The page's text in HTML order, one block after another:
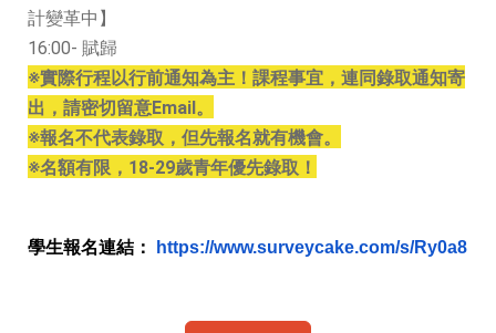
計變革中】
16:00- 賦歸
※實際行程以行前通知為主！課程事宜，連同錄取通知寄
出， 請密切留意Email。
※報名不代表錄取，但先報名就有機會。
※名額有限，18-29歲青年優先錄取！
學生報名連結： https://www.surveycake.com/s/Ry0a8